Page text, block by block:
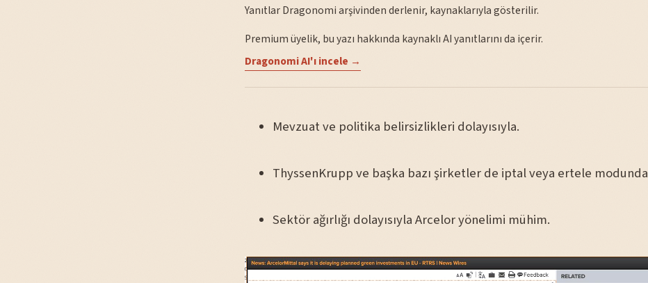
Yanıtlar Dragonomi arşivinden derlenir, kaynaklarıyla gösterilir.
Premium üyelik, bu yazı hakkında kaynaklı AI yanıtlarını da içerir.
Dragonomi AI'ı incele →
Mevzuat ve politika belirsizlikleri dolayısıyla.
ThyssenKrupp ve başka bazı şirketler de iptal veya ertele modunda
Sektör ağırlığı dolayısıyla Arcelor yönelimi mühim.